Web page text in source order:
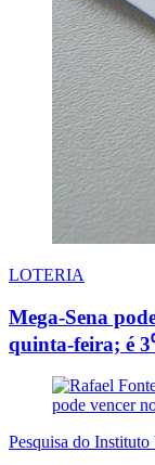
LOTERIA
Mega-Sena
quinta-feira; é
Pesquisa do Instituto